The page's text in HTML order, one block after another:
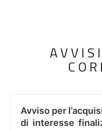
Avviso per
di interesse